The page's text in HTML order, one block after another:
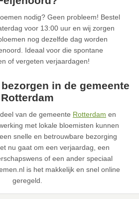
nodig? Geen probleem! Bestel
voor 13:00 uur en wij zorgen
nog dezelfde dag worden
Ideaal voor die spontane
of vergeten verjaardagen!
in de gemeente
Rotterdam
van de gemeente Rotterdam en
met lokale bloemisten kunnen
snelle en betrouwbare bezorging
nu gaat om een verjaardag, een
of een ander speciaal
is het makkelijk en snel online
geregeld.